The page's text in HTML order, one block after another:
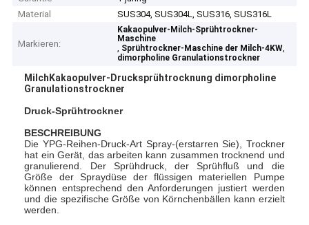
Material
SUS304, SUS304L, SUS316, SUS316L
Markieren:
Kakaopulver-Milch-Sprühtrockner-
Maschine
, Sprühtrockner-Maschine der Milch-4KW,
dimorpholine Granulationstrockner
MilchKakaopulver-Drucksprühtrocknung dimorpholine
Granulationstrockner
Druck-Sprühtrockner
BESCHREIBUNG
Die YPG-Reihen-Druck-Art Spray-(erstarren Sie), Trockner
hat ein Gerät, das arbeiten kann zusammen trocknend und
granulierend. Der Sprühdruck, der Sprühfluß und die
Größe der Spraydüse der flüssigen materiellen Pumpe
können entsprechend den Anforderungen justiert werden
und die spezifische Größe von Körnchenbällen kann erzielt
werden.